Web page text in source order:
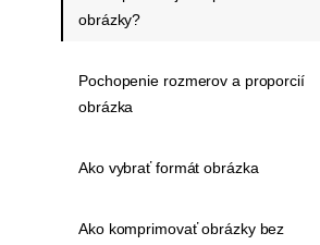
obrázky?
Pochopenie rozmerov a proporcií
obrázka
Ako vybrať formát obrázka
Ako komprimovať obrázky bez